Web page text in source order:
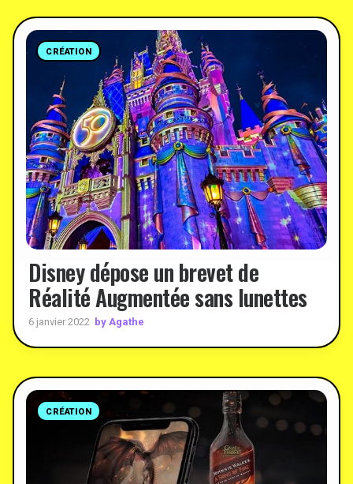
CRÉATION
Disney dépose un brevet de
Réalité Augmentée sans lunettes
6 janvier 2022 by Agathe
CRÉATION